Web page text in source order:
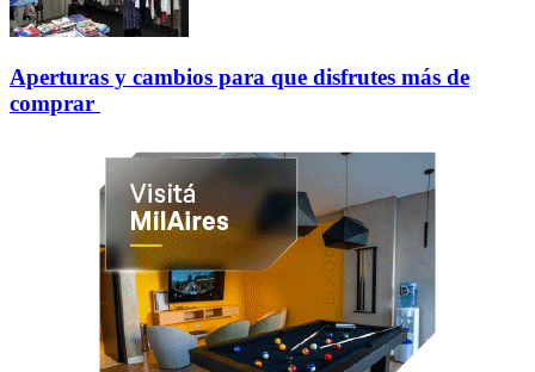
Aperturas y cambios para que disfrutes más de
comprar